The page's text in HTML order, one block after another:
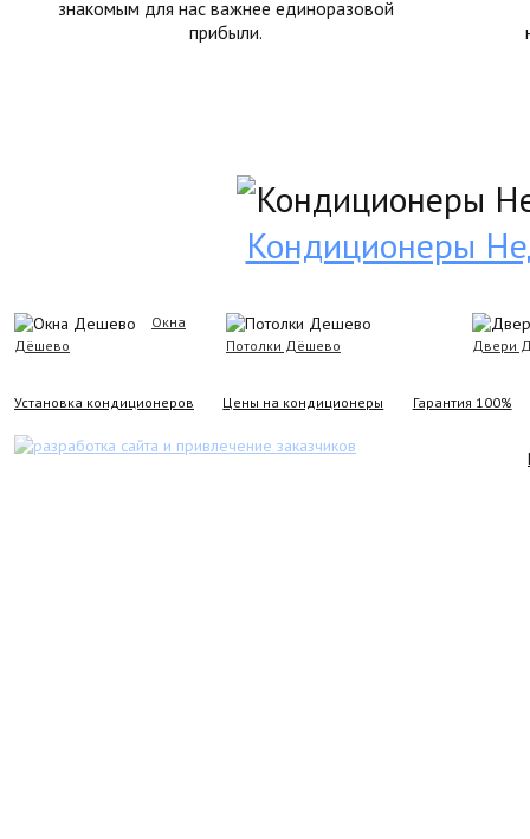
знакомым для нас важнее единоразовой
прибыли.
Кондиционеры
Окна
Дёшево
Потолки Дёшево Двери
Установка кондиционеров Цены на кондиционеры Гарантия 100%